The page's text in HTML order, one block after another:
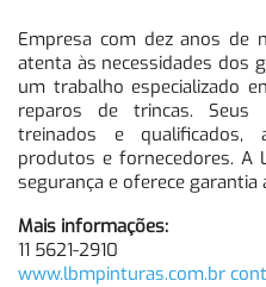
Empresa com dez anos de
atenta às necessidades dos
um trabalho especializado
reparos de trincas. Seus
treinados e qualificados,
produtos e fornecedores. A
segurança e oferece garantia
Mais informações:
11 5621-2910
www.lbmpinturas.com.br